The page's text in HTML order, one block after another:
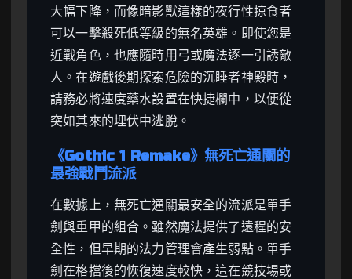
大幅下降，而像暗影獸這樣的夜行性掠食者
可以一擊殺死低等級的無名英雄。即使您是
近戰角色，也應隨時用弓或魔法逐一引誘敵
人。在遊戲後期探索危險的沉睡者神殿時，
請務必將速度藥水設置在快捷欄中，以便從
突如其來的埋伏中逃脫。
《Gothic 1 Remake》無死亡通關的
最強戰鬥流派
在數據上，無死亡通關最安全的流派是單手
劍與重甲的組合。雖然魔法提供了遠程的安
全性，但早期的法力管理會產生弱點。單手
劍在格擋後的恢復速度較快，這在競技場或